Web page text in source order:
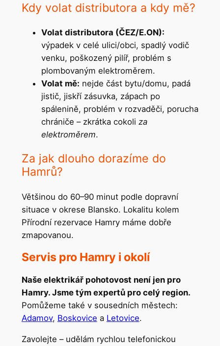
Kdy volat distributora a kdy mě?
Volat distributora (ČEZ/E.ON):
výpadek v celé ulici/obci, spadlý vodič
venku, poškozený pilíř, problém s
plombovaným elektroměrem.
Volat mě: nejde část bytu/domu, padá
jistič, jiskří zásuvka, zápach po
spálenině, problém v rozvaděči, porucha
chrániče – zkrátka cokoli za
elektroměrem.
Za jak dlouho dorazíme do
Hamrů?
Většinou do 60–90 minut podle dopravní
situace v okrese Blansko. Lokalitu kolem
Přírodní rezervace Hamry máme dobře
zmapovanou.
Servis pro Hamry i okolí
Naše elektrikář pohotovost není jen pro
Hamry. Jsme tým expertů pro celý region.
Pomůžeme také v sousedních městech:
Adamov, Boskovice a Letovice.
Zavolejte – udělám rychlou telefonickou